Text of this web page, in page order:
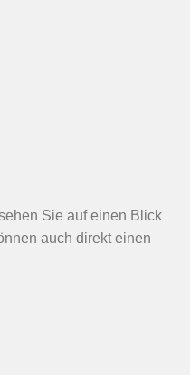
Sie auf einen Blick
auch direkt einen